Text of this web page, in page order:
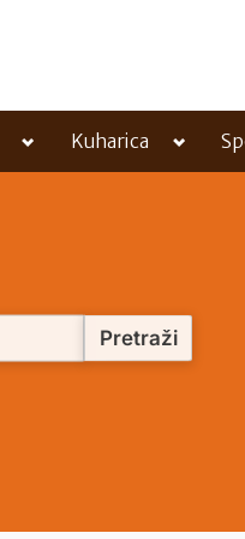
Toggle
menu
Kuharica
Toggle
menu